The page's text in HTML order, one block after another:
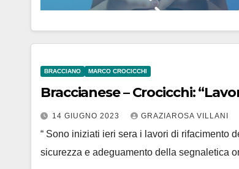
BRACCIANO MARCO CROCICCHI
Braccianese – Crocicchi:
14 GIUGNO 2023 GRAZIAROSA VILLANI
“ Sono iniziati ieri sera i lavori di rifacimento
sicurezza e adeguamento della segnaletica